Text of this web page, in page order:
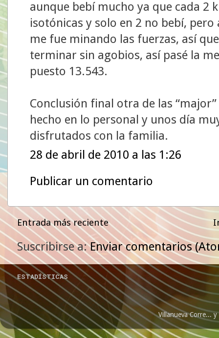
aunque bebí mucho ya que cada 2
isotónicas y solo en 2 no bebí,
me fue minando las fuerzas, así
terminar sin agobios, así pasé la
puesto 13.543.
Conclusión final otra de las
hecho en lo personal y unos día
disfrutados con la familia.
28 de abril de 2010 a las 1:26
Publicar un comentario
Entrada más reciente
Suscribirse a:Enviar comentarios
ESTADÍSTICAS
Villanueva Corre...